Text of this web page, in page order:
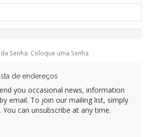
Senha: Coloque uma Senha
de endereços
you occasional news, information
email. To join our mailing list, simply
can unsubscribe at any time.